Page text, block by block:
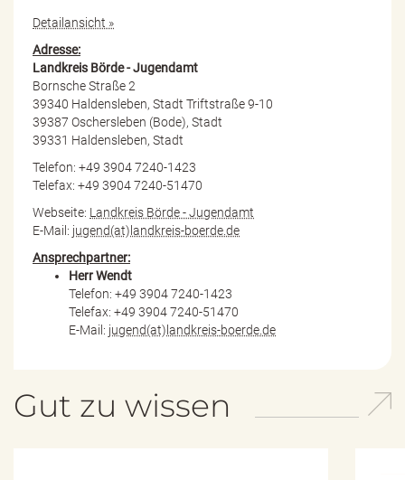
Detailansicht »
Adresse:
Landkreis Börde - Jugendamt
Bornsche Straße 2
39340 Haldensleben, Stadt Triftstraße 9-10
39387 Oschersleben (Bode), Stadt
39331 Haldensleben, Stadt
Telefon: +49 3904 7240-1423
Telefax: +49 3904 7240-51470
Webseite: Landkreis Börde - Jugendamt
E-Mail: jugend(at)landkreis-boerde.de
Ansprechpartner:
Herr Wendt
Telefon: +49 3904 7240-1423
Telefax: +49 3904 7240-51470
E-Mail: jugend(at)landkreis-boerde.de
Gut zu wissen